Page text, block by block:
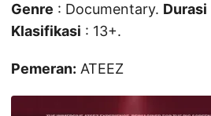
Genre : Documentary. Durasi
Klasifikasi : 13+.
Pemeran: ATEEZ